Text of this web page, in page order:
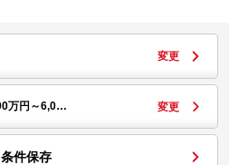
変更
万円～6,0… 変更
条件保存